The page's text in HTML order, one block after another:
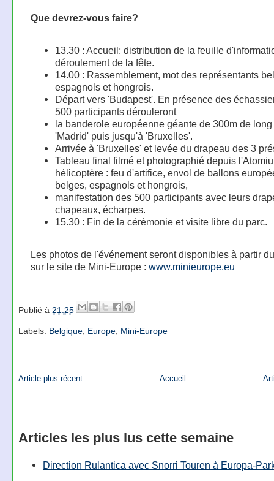
Que devrez-vous faire?
13.30 : Accueil; distribution de la feuille
déroulement de la fête.
14.00 : Rassemblement, mot des représentants
espagnols et hongrois.
Départ vers 'Budapest'. En présence des
500 participants dérouleront
la banderole européenne géante de 300m de long
'Madrid' puis jusqu'à 'Bruxelles'.
Arrivée à 'Bruxelles' et levée du drapeau des 3
Tableau final filmé et photographié depuis
hélicoptère : feu d'artifice, envol de ballons
belges, espagnols et hongrois,
manifestation des 500 participants avec leurs
chapeaux, écharpes.
15.30 : Fin de la cérémonie et visite libre du parc.
Les photos de l'événement seront disponibles à partir
sur le site de Mini-Europe : www.minieurope.eu
Publié à 21:25
Labels: Belgique, Europe, Mini-Europe
Article plus récent Accueil
Articles les plus lus cette semaine
Direction Rulantica avec Snorri Touren à Europa-